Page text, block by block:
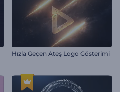
Hızla Geçen Ateş Logo Gösterimi